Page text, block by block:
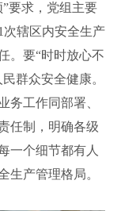
要求，党组主要
辖区内安全生产
。要“时时放心不
群众安全健康。
务工作同部署、
任制，明确各级
一个细节都有人
生产管理格局。